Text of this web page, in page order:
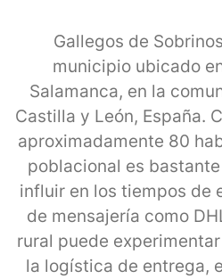
Gallegos de
municipio ubicado
Salamanca, en la
Castilla y León, España.
aproximadamente 80
poblacional es
influir en los tiempos de
de mensajería como
rural puede
la logística de entrega,